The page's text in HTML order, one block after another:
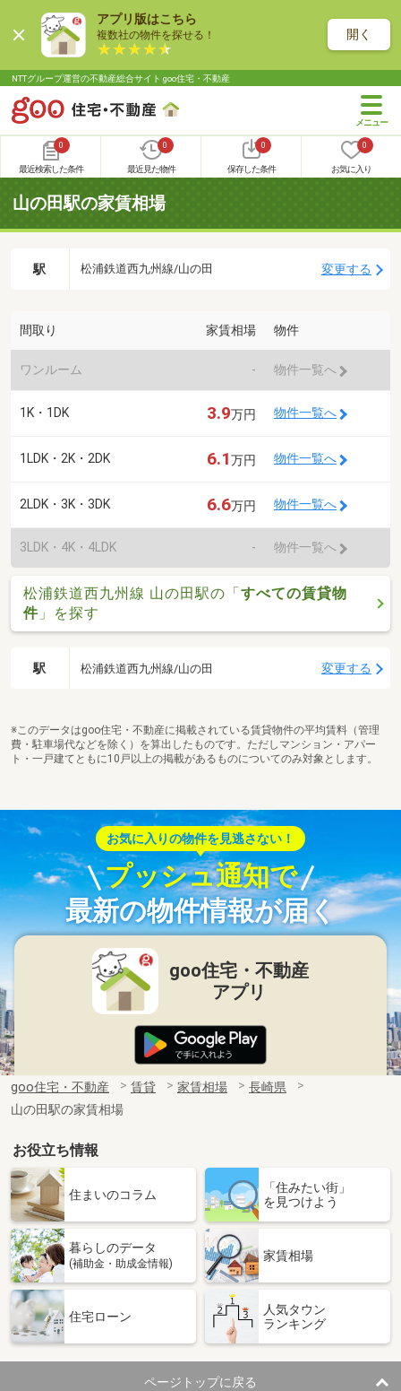
アプリ版はこちら
複数社の物件を探せる！ 開く
NTTグループ運営の不動産総合サイト goo住宅・不動産
0
最近検索した条件
0
最近見た物件
0
保存した条件
0
お気に入り
山の田駅の家賃相場
駅 松浦鉄道西九州線/山の田 変更する
間取り 家賃相場 物件
ワンルーム - 物件一覧へ
1K・1DK 3.9万円 物件一覧へ
1LDK・2K・2DK 6.1万円 物件一覧へ
2LDK・3K・3DK 6.6万円 物件一覧へ
3LDK・4K・4LDK - 物件一覧へ
松浦鉄道西九州線 山の田駅の「すべての賃貸物
件 」を探す
駅 松浦鉄道西九州線/山の田 変更する
※このデータはgoo住宅・不動産に掲載されている賃貸物件の平均賃料（管理
費・駐車場代などを除く）を算出したものです。ただしマンション・アパー
ト・一戸建てともに10戸以上の掲載があるものについてのみ対象とします。
お気に入りの物件を見逃さない！
プッシュ通知で
最新の物件情報が届く
goo住宅・不動産
アプリ
goo住宅・不動産 賃貸 家賃相場
長崎県
山の田駅の家賃相場
お役立ち情報
住まいのコラム
「住みたい街」
を見つけよう
暮らしのデータ
(補助金・助成金情報)
家賃相場
住宅ローン
人気タウン
ランキング
ページトップに戻る